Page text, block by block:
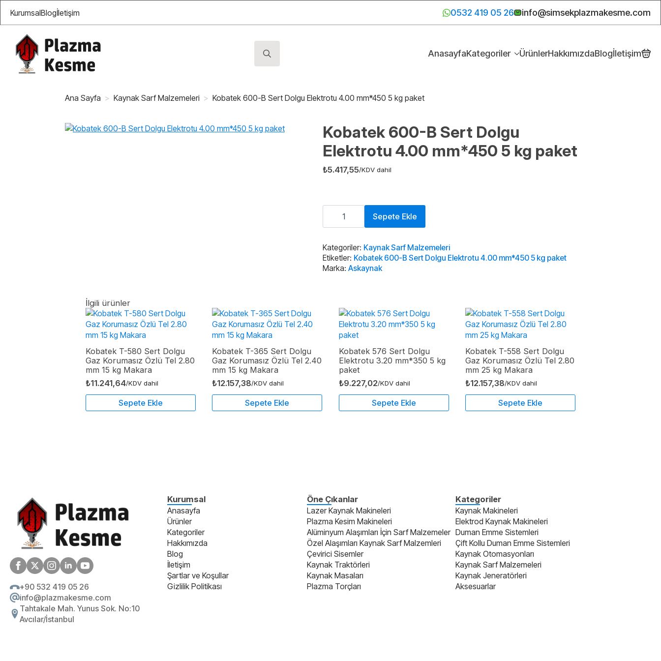
KurumsalBlogİletişim 0532 419 05 26 info@simsekplazmakesme.com
AnasayfaKategoriler ÜrünlerHakkımızdaBlogİletişim
Ana Sayfa Kaynak Sarf Malzemeleri Kobatek 600-B Sert Dolgu Elektrotu 4.00 mm*450 5 kg paket
Kobatek 600-B Sert Dolgu
Elektrotu 4.00 mm*450 5 kg paket
₺5.417,55/KDV dahil
Kobatek
Elektrotu
4.00
mm*450
5
Sepete Ekle
Kategoriler: Kaynak Sarf Malzemeleri
Etiketler: Kobatek 600-B Sert Dolgu Elektrotu 4.00 mm*450 5 kg paket
Marka: Askaynak
İlgili ürünler
Kobatek T-580 Sert Dolgu
Gaz Korumasız Özlü Tel 2.80
mm 15 kg Makara
₺11.241,64/KDV dahil
Sepete Ekle
Kobatek T-365 Sert Dolgu
Gaz Korumasız Özlü Tel 2.40
mm 15 kg Makara
₺12.157,38/KDV dahil
Sepete Ekle
Kobatek 576 Sert Dolgu
Elektrotu 3.20 mm*350 5 kg
paket
₺9.227,02/KDV dahil
Sepete Ekle
Kobatek T-558 Sert Dolgu
Gaz Korumasız Özlü Tel 2.80
mm 25 kg Makara
₺12.157,38/KDV dahil
Sepete Ekle
+90 532 419 05 26
info@plazmakesme.com
Tahtakale Mah. Yunus Sok. No:10
Avcılar/İstanbul
Kurumsal
Anasayfa
Ürünler
Kategoriler
Hakkımızda
Blog
İletişim
Şartlar ve Koşullar
Gizlilik Politikası
Öne Çıkanlar
Lazer Kaynak Makineleri
Plazma Kesim Makineleri
Alüminyum Alaşımları İçin Sarf Malzemeler
Özel Alaşımları Kaynak Sarf Malzemleri
Çevirici Sisemler
Kaynak Traktörleri
Kaynak Masaları
Plazma Torçları
Kategoriler
Kaynak Makineleri
Elektrod Kaynak Makineleri
Duman Emme Sistemleri
Çift Kollu Duman Emme Sistemleri
Kaynak Otomasyonları
Kaynak Sarf Malzemeleri
Kaynak Jeneratörleri
Aksesuarlar